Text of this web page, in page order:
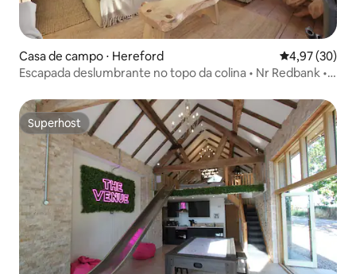
Casa de campo ⋅ Hereford 4,97 de uma
4,97 (30)
Escapada deslumbrante no topo da colina • Nr Redbank •
Superhost
Superhost